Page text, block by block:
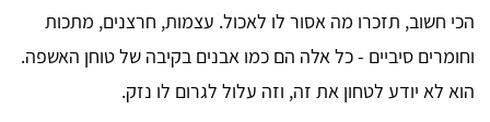
הכי חשוב, תזכרו מה אסור לו לאכול. עצמות, חרצנים, מתכות
וחומרים סיביים - כל אלה הם כמו אבנים בקיבה של טוחן האשפה.
הוא לא יודע לטחון את זה, וזה עלול לגרום לו נזק.